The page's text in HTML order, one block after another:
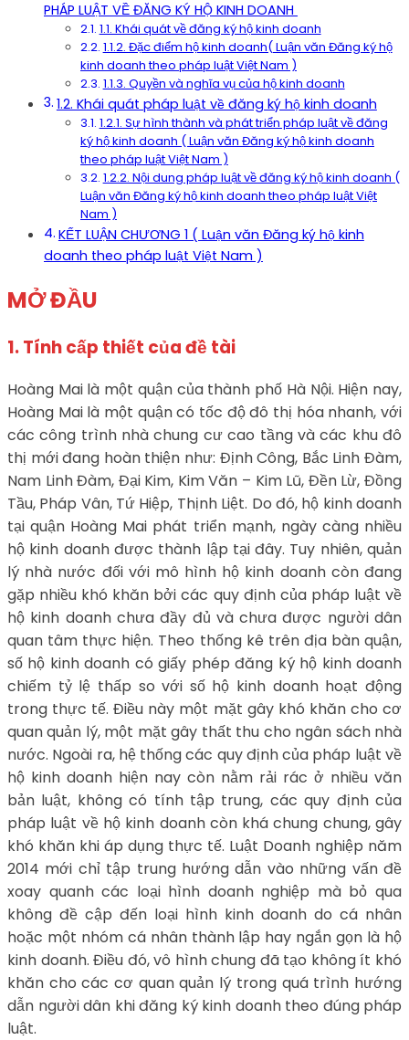
PHÁP LUẬT VỀ ĐĂNG KÝ HỘ KINH DOANH
1.1. Khái quát về đăng ký hộ kinh doanh
1.1.2. Đặc điểm hộ kinh doanh( Luận văn Đăng ký hộ
kinh doanh theo pháp luật Việt Nam )
1.1.3. Quyền và nghĩa vụ của hộ kinh doanh
1.2. Khái quát pháp luật về đăng ký hộ kinh doanh
1.2.1. Sự hình thành và phát triển pháp luật về đăng
ký hộ kinh doanh ( Luận văn Đăng ký hộ kinh doanh
theo pháp luật Việt Nam )
1.2.2. Nội dung pháp luật về đăng ký hộ kinh doanh (
Luận văn Đăng ký hộ kinh doanh theo pháp luật Việt
Nam )
KẾT LUẬN CHƯƠNG 1 ( Luận văn Đăng ký hộ kinh
doanh theo pháp luật Việt Nam )
MỞ ĐẦU
1. Tính cấp thiết của đề tài
Hoàng Mai là một quận của thành phố Hà Nội. Hiện nay,
Hoàng Mai là một quận có tốc độ đô thị hóa nhanh, với
các công trình nhà chung cư cao tầng và các khu đô
thị mới đang hoàn thiện như: Định Công, Bắc Linh Đàm,
Nam Linh Đàm, Đại Kim, Kim Văn – Kim Lũ, Đền Lừ, Đồng
Tầu, Pháp Vân, Tứ Hiệp, Thịnh Liệt. Do đó, hộ kinh doanh
tại quận Hoàng Mai phát triển mạnh, ngày càng nhiều
hộ kinh doanh được thành lập tại đây. Tuy nhiên, quản
lý nhà nước đối với mô hình hộ kinh doanh còn đang
gặp nhiều khó khăn bởi các quy định của pháp luật về
hộ kinh doanh chưa đầy đủ và chưa được người dân
quan tâm thực hiện. Theo thống kê trên địa bàn quận,
số hộ kinh doanh có giấy phép đăng ký hộ kinh doanh
chiếm tỷ lệ thấp so với số hộ kinh doanh hoạt động
trong thực tế. Điều này một mặt gây khó khăn cho cơ
quan quản lý, một mặt gây thất thu cho ngân sách nhà
nước. Ngoài ra, hệ thống các quy định của pháp luật về
hộ kinh doanh hiện nay còn nằm rải rác ở nhiều văn
bản luật, không có tính tập trung, các quy định của
pháp luật về hộ kinh doanh còn khá chung chung, gây
khó khăn khi áp dụng thực tế. Luật Doanh nghiệp năm
2014 mới chỉ tập trung hướng dẫn vào những vấn đề
xoay quanh các loại hình doanh nghiệp mà bỏ qua
không đề cập đến loại hình kinh doanh do cá nhân
hoặc một nhóm cá nhân thành lập hay ngắn gọn là hộ
kinh doanh. Điều đó, vô hình chung đã tạo không ít khó
khăn cho các cơ quan quản lý trong quá trình hướng
dẫn người dân khi đăng ký kinh doanh theo đúng pháp
luật.